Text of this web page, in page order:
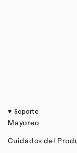
Soporte
Mayoreo
Cuidados del